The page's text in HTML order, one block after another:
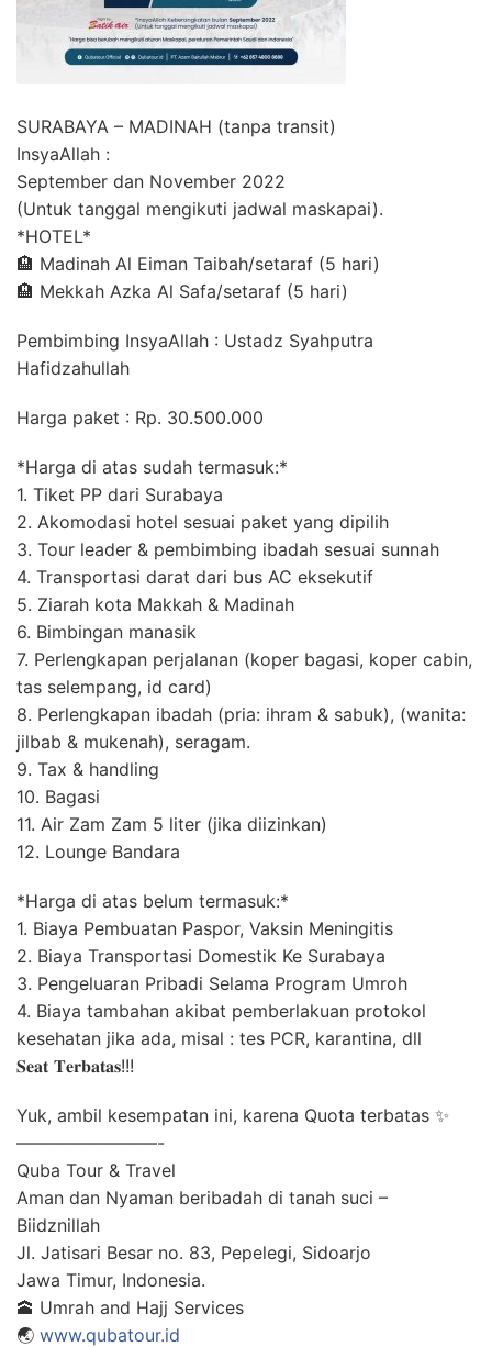
SURABAYA – MADINAH (tanpa transit)
InsyaAllah :
September dan November 2022
(Untuk tanggal mengikuti jadwal maskapai).
*HOTEL*
🏨 Madinah Al Eiman Taibah/setaraf (5 hari)
🏨 Mekkah Azka Al Safa/setaraf (5 hari)
Pembimbing InsyaAllah : Ustadz Syahputra
Hafidzahullah
Harga paket : Rp. 30.500.000
*Harga di atas sudah termasuk:*
1. Tiket PP dari Surabaya
2. Akomodasi hotel sesuai paket yang dipilih
3. Tour leader & pembimbing ibadah sesuai sunnah
4. Transportasi darat dari bus AC eksekutif
5. Ziarah kota Makkah & Madinah
6. Bimbingan manasik
7. Perlengkapan perjalanan (koper bagasi, koper cabin,
tas selempang, id card)
8. Perlengkapan ibadah (pria: ihram & sabuk), (wanita:
jilbab & mukenah), seragam.
9. Tax & handling
10. Bagasi
11. Air Zam Zam 5 liter (jika diizinkan)
12. Lounge Bandara
*Harga di atas belum termasuk:*
1. Biaya Pembuatan Paspor, Vaksin Meningitis
2. Biaya Transportasi Domestik Ke Surabaya
3. Pengeluaran Pribadi Selama Program Umroh
4. Biaya tambahan akibat pemberlakuan protokol
kesehatan jika ada, misal : tes PCR, karantina, dll
𝐒𝐞𝐚𝐭 𝐓𝐞𝐫𝐛𝐚𝐭𝐚𝐬!!!
Yuk, ambil kesempatan ini, karena Quota terbatas ✨
————————-
Quba Tour & Travel
Aman dan Nyaman beribadah di tanah suci –
Biidznillah
Jl. Jatisari Besar no. 83, Pepelegi, Sidoarjo
Jawa Timur, Indonesia.
🕋 Umrah and Hajj Services
🌏 www.qubatour.id